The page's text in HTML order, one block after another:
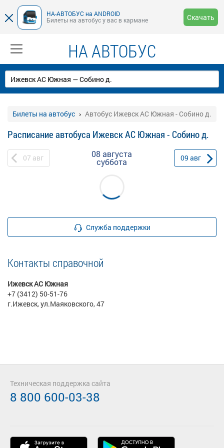
НА-АВТОБУС на ANDROID
Билеты на автобус у вас в кармане
Скачать
НА АВТОБУС
Билеты на автобус Автобус Ижевск АС Южная - Собино д.
Расписание автобуса Ижевск АС Южная - Собино д.
07 авг 08 августа
суббота 09 авг
Служба поддержки
Контакты справочной
Ижевск АС Южная
+7 (3412) 50-51-76
г.Ижевск, ул.Маяковского, 47
Техническая поддержка сайта
8 800 600-03-38